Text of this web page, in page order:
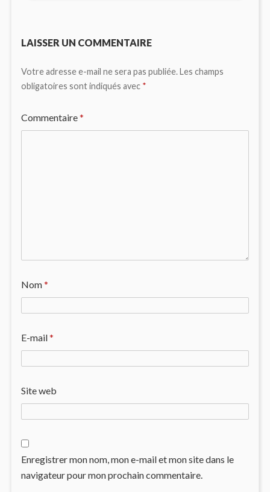
LAISSER UN COMMENTAIRE
Votre adresse e-mail ne sera pas publiée.Les champs
obligatoires sont indiqués avec *
Commentaire*
Nom*
E-mail*
Site web
Enregistrer mon nom, mon e-mail et mon site dans le
navigateur pour mon prochain commentaire.